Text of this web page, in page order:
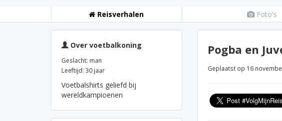
Reisverhalen Foto's
Over voetbalkoning
Geslacht: man
Leeftijd: 30 jaar
Voetbalshirts geliefd bij
wereldkampioenen
Pogba en
Geplaatst op 16